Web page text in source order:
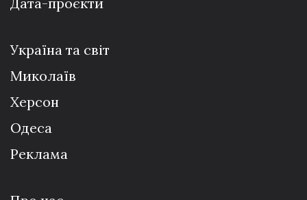
Україна та світ
Миколаїв
Херсон
Одеса
Реклама